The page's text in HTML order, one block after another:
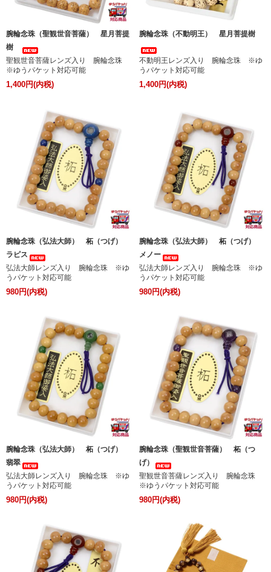
腕輪念珠（聖観世音菩薩） 星月菩提
樹
聖観世音菩薩レンズ入り 腕輪念珠
※ゆうパケット対応可能
1,400円(内税)
腕輪念珠（不動明王） 星月菩提樹
不動明王レンズ入り 腕輪念珠 ※ゆ
うパケット対応可能
1,400円(内税)
腕輪念珠（弘法大師） 柘（つげ）
ラピス
弘法大師レンズ入り 腕輪念珠 ※ゆ
うパケット対応可能
980円(内税)
腕輪念珠（弘法大師） 柘（つげ）
メノー
弘法大師レンズ入り 腕輪念珠 ※ゆ
うパケット対応可能
980円(内税)
腕輪念珠（弘法大師） 柘（つげ）
翡翠
弘法大師レンズ入り 腕輪念珠 ※ゆ
うパケット対応可能
980円(内税)
腕輪念珠（聖観世音菩薩） 柘（つ
げ）
聖観世音菩薩レンズ入り 腕輪念珠
※ゆうパケット対応可能
980円(内税)